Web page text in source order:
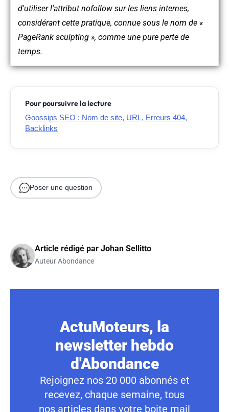
d'utiliser l'attribut nofollow sur les liens internes,
considérant cette pratique, connue sous le nom de «
PageRank sculpting », comme une pure perte de
temps.
Pour poursuivre la lecture
Goossips SEO : Nom de site, URL, Erreurs 404,
Backlinks
Poser une question
Article rédigé par Johan Sellitto
Auteur Abondance
ActuMoteurs, la
newsletter hebdo
d'Abondance
Rejoignez nos 20 000 abonnés et
recevez, chaque semaine, tous
nos articles dans votre boite mail